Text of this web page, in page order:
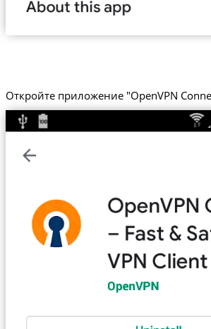
Откройте приложение "OpenVPN